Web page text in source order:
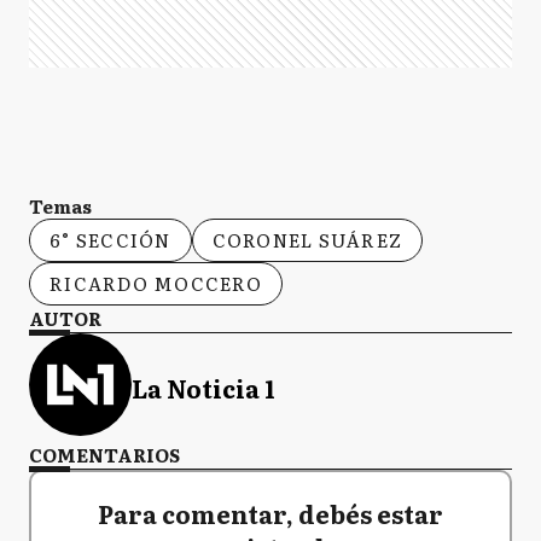
Temas
6° SECCIÓN
CORONEL SUÁREZ
RICARDO MOCCERO
AUTOR
La Noticia 1
COMENTARIOS
Para comentar, debés estar